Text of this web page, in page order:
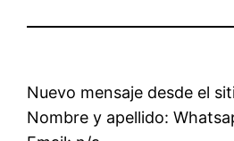
Nuevo mensaje desde el
Nombre y apellido: